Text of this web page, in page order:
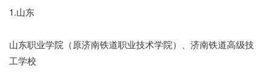
1.山东
山东职业学院（原济南铁道职业技术学院）、济南铁道高级技
工学校